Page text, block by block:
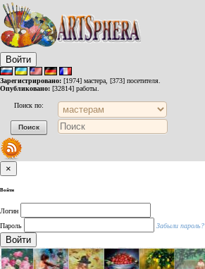
Войти
Зарегистрировано: [1974] мастера, [373] посетителя.
Опубликовано: [32814] работы.
Поиск по:
×
Войти
Логин
Пароль
Забыли пароль?
Войти